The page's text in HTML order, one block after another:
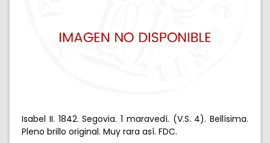
Isabel II. 1842. Segovia. 1 maravedí. (V.S. 4). Bellísima.
Pleno brillo original. Muy rara así. FDC.